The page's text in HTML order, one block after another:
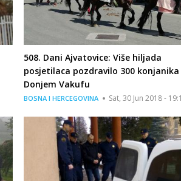
508. Dani Ajvatovice: Više hiljada
posjetilaca pozdravilo 300 konjanika
Donjem Vakufu
BOSNA I HERCEGOVINA Sat, 30 Jun 2018 -